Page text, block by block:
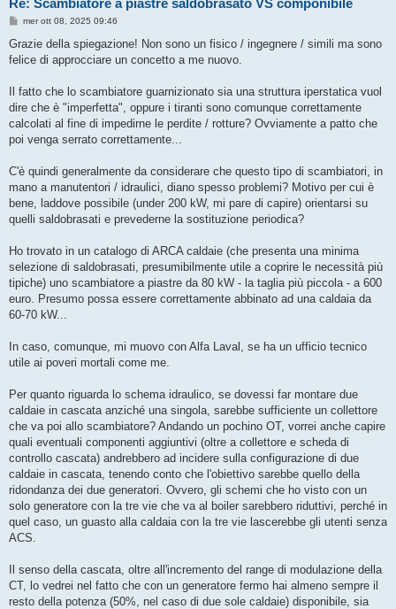
Re: Scambiatore a piastre saldobrasato VS componibile
M
s
a
i
o
mer ott 08, 2025 09:46
Grazie della spiegazione! Non sono un fisico / ingegnere / simili ma sono
felice di approcciare un concetto a me nuovo.
Il fatto che lo scambiatore guarnizionato sia una struttura iperstatica vuol
dire che è "imperfetta", oppure i tiranti sono comunque correttamente
calcolati al fine di impedirne le perdite / rotture? Ovviamente a patto che
poi venga serrato correttamente...
C'è quindi generalmente da considerare che questo tipo di scambiatori, in
mano a manutentori / idraulici, diano spesso problemi? Motivo per cui è
bene, laddove possibile (under 200 kW, mi pare di capire) orientarsi su
quelli saldobrasati e prevederne la sostituzione periodica?
Ho trovato in un catalogo di ARCA caldaie (che presenta una minima
selezione di saldobrasati, presumibilmente utile a coprire le necessità più
tipiche) uno scambiatore a piastre da 80 kW - la taglia più piccola - a 600
euro. Presumo possa essere correttamente abbinato ad una caldaia da
60-70 kW...
In caso, comunque, mi muovo con Alfa Laval, se ha un ufficio tecnico
utile ai poveri mortali come me.
Per quanto riguarda lo schema idraulico, se dovessi far montare due
caldaie in cascata anziché una singola, sarebbe sufficiente un collettore
che va poi allo scambiatore? Andando un pochino OT, vorrei anche capire
quali eventuali componenti aggiuntivi (oltre a collettore e scheda di
controllo cascata) andrebbero ad incidere sulla configurazione di due
caldaie in cascata, tenendo conto che l'obiettivo sarebbe quello della
ridondanza dei due generatori. Ovvero, gli schemi che ho visto con un
solo generatore con la tre vie che va al boiler sarebbero riduttivi, perché in
quel caso, un guasto alla caldaia con la tre vie lascerebbe gli utenti senza
ACS.
Il senso della cascata, oltre all'incremento del range di modulazione della
CT, lo vedrei nel fatto che con un generatore fermo hai almeno sempre il
resto della potenza (50%, nel caso di due sole caldaie) disponibile, sia